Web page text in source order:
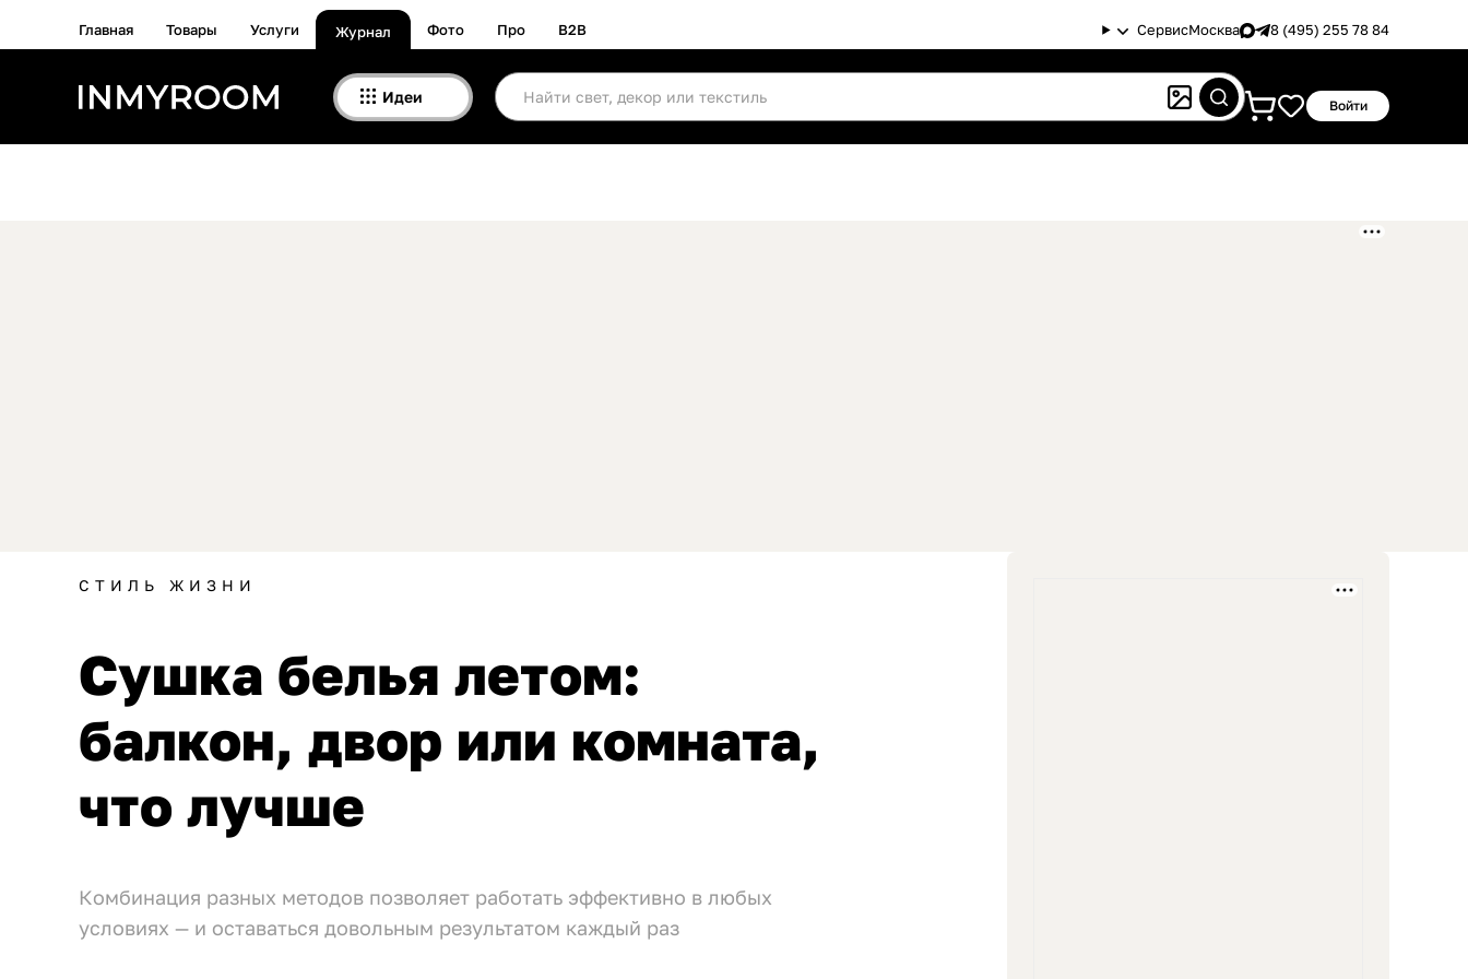
Главная Товары Услуги Журнал Фото Про B2B СервисМосква 8 (495) 255 78 84
Идеи Войти
СТИЛЬ ЖИЗНИ
Сушка белья летом:
балкон, двор или комната,
что лучше
Комбинация разных методов позволяет работать эффективно в любых
условиях — и оставаться довольным результатом каждый раз